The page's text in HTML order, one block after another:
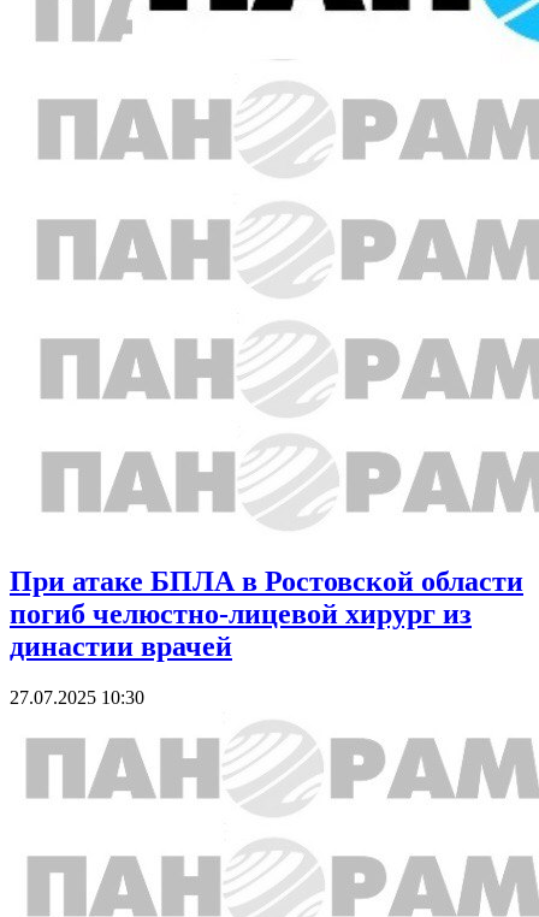
При атаке БПЛА в Ростовской области
погиб челюстно-лицевой хирург из
династии врачей
27.07.2025 10:30